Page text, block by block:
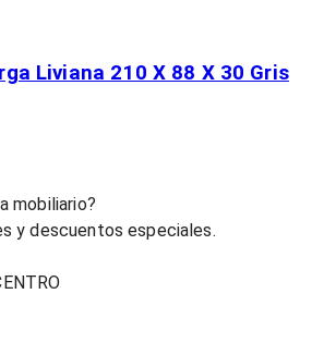
Liviana 210 X 88 X 30 Gris
mobiliario?
y descuentos especiales.